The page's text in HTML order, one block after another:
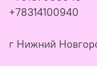
+78314100940
г Нижний